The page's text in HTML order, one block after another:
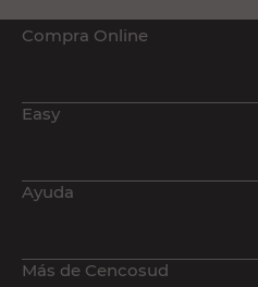
Compra Online
Easy
Ayuda
Más de Cencosud